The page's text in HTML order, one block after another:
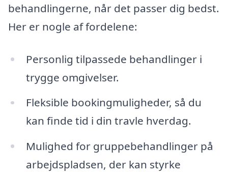
behandlingerne, når det passer dig bedst.
Her er nogle af fordelene:
Personlig tilpassede behandlinger i
trygge omgivelser.
Fleksible bookingmuligheder, så du
kan finde tid i din travle hverdag.
Mulighed for gruppebehandlinger på
arbejdspladsen, der kan styrke